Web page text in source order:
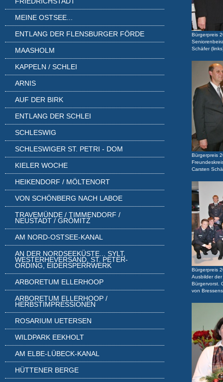
Bürgerpreis
Schäfer
Bürgerpreis
Carsten
Bürgerpreis
Ausbilder
Bürgervorst.
von
MEINE OSTSEE...
ENTLANG DER FLENSBURGER FÖRDE
MAASHOLM
KAPPELN / SCHLEI
ARNIS
AUF DER BIRK
ENTLANG DER SCHLEI
SCHLESWIG
SCHLESWIGER ST. PETRI - DOM
KIELER WOCHE
HEIKENDORF / MÖLTENORT
VON SCHÖNBERG NACH LABOE
TRAVEMÜNDE / TIMMENDORF /
NEUSTADT / GRÖMITZ
AM NORD-OSTSEE-KANAL
AN DER NORDSEEKÜSTE... SYLT,
WESTERHEVERSAND, ST. PETER-
ORDING, EIDERSPERRWERK
ARBORETUM ELLERHOOP
ARBORETUM ELLERHOOP /
HERBSTIMPRESSIONEN
ROSARIUM UETERSEN
WILDPARK EEKHOLT
AM ELBE-LÜBECK-KANAL
HÜTTENER BERGE